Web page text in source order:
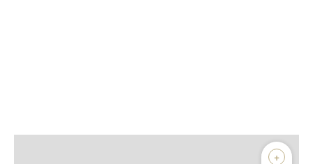
+